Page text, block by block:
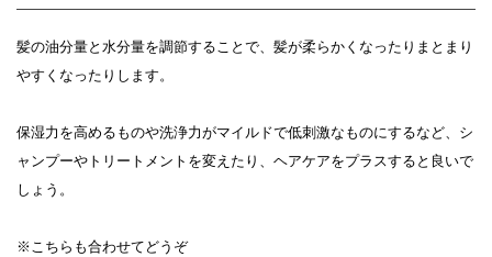
髪の油分量と水分量を調節することで、髪が柔らかくなったりまとまり
やすくなったりします。
保湿力を高めるものや洗浄力がマイルドで低刺激なものにするなど、シ
ャンプーやトリートメントを変えたり、ヘアケアをプラスすると良いで
しょう。
※こちらも合わせてどうぞ